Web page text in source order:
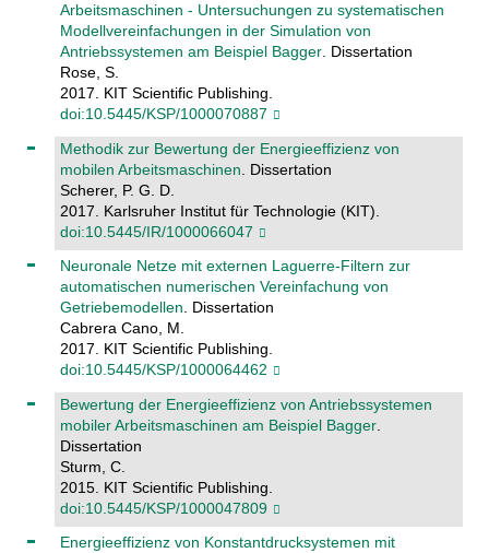
Arbeitsmaschinen - Untersuchungen zu systematischen
Modellvereinfachungen in der Simulation von
Antriebssystemen am Beispiel Bagger. Dissertation
Rose, S.
2017. KIT Scientific Publishing.
doi:10.5445/KSP/1000070887
Methodik zur Bewertung der Energieeffizienz von
mobilen Arbeitsmaschinen . Dissertation
Scherer, P. G. D.
2017. Karlsruher Institut für Technologie (KIT).
doi:10.5445/IR/1000066047
Neuronale Netze mit externen Laguerre-Filtern zur
automatischen numerischen Vereinfachung von
Getriebemodellen. Dissertation
Cabrera Cano, M.
2017. KIT Scientific Publishing.
doi:10.5445/KSP/1000064462
Bewertung der Energieeffizienz von Antriebssystemen
mobiler Arbeitsmaschinen am Beispiel Bagger.
Dissertation
Sturm, C.
2015. KIT Scientific Publishing.
doi:10.5445/KSP/1000047809
Energieeffizienz von Konstantdrucksystemen mit